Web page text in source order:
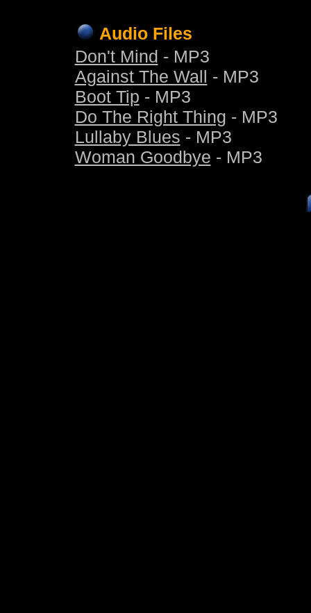
Audio Files
Don't Mind - MP3
Against The Wall - MP3
Boot Tip - MP3
Do The Right Thing - MP3
Lullaby Blues - MP3
Woman Goodbye - MP3